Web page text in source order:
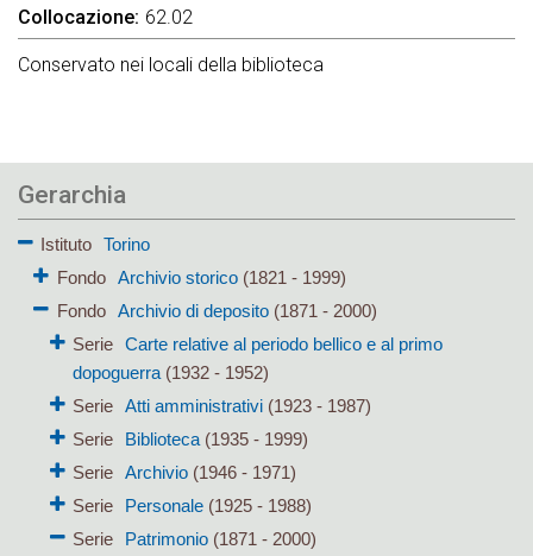
Collocazione 62.02
Conservato nei locali della biblioteca
Gerarchia
Istituto
Torino
Fondo
Archivio storico(1821 - 1999)
Fondo
Archivio di deposito(1871 - 2000)
Serie Carte relative al periodo bellico e al primo
dopoguerra(1932 - 1952)
Serie Atti amministrativi(1923 - 1987)
Serie
Biblioteca(1935 - 1999)
Serie Archivio(1946 - 1971)
Serie
Personale(1925 - 1988)
Serie
Patrimonio(1871 - 2000)